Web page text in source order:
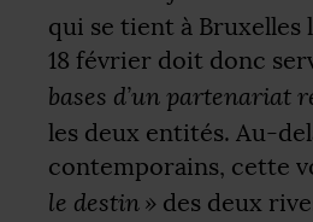
qui se tient à Bruxelles
18 février doit donc
bases d’un partenariat
les deux entités. Au-
contemporains, cette
le destin» des deux